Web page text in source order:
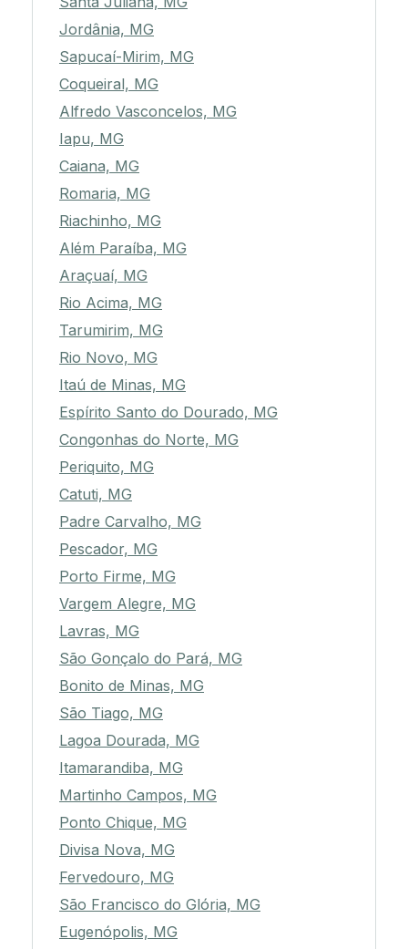
Jordânia, MG
Sapucaí-Mirim, MG
Coqueiral, MG
Alfredo Vasconcelos, MG
Iapu, MG
Caiana, MG
Romaria, MG
Riachinho, MG
Além Paraíba, MG
Araçuaí, MG
Rio Acima, MG
Tarumirim, MG
Rio Novo, MG
Itaú de Minas, MG
Espírito Santo do Dourado, MG
Congonhas do Norte, MG
Periquito, MG
Catuti, MG
Padre Carvalho, MG
Pescador, MG
Porto Firme, MG
Vargem Alegre, MG
Lavras, MG
São Gonçalo do Pará, MG
Bonito de Minas, MG
São Tiago, MG
Lagoa Dourada, MG
Itamarandiba, MG
Martinho Campos, MG
Ponto Chique, MG
Divisa Nova, MG
Fervedouro, MG
São Francisco do Glória, MG
Eugenópolis, MG